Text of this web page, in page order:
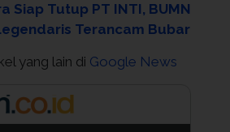
Siap Tutup PT INTI, BUMN
Terancam Bubar
yang lain di Google News